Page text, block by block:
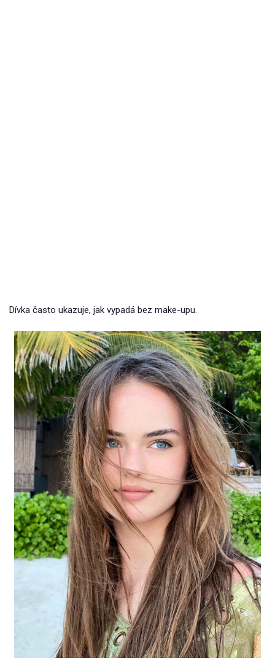
Dívka často ukazuje, jak vypadá bez make-upu.